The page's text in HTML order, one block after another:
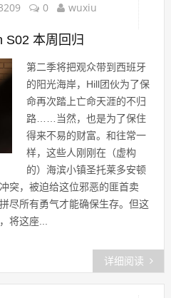
0 wuxiu
S02 本周回归
第二季将把观众带到西班牙
的阳光海岸，Hill团伙为了保
命再次踏上亡命天涯的不归
路……当然，也是为了保住
得来不易的财富。和往常一
样，这些人刚刚在（虚构
的）海滨小镇圣托莱多安顿
突，被迫给这位邪恶的匪首卖
尽所有勇气才能确保生存。但这
将这座...
详细阅读